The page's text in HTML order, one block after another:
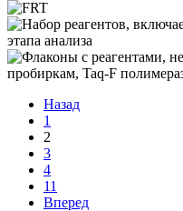
Назад
1
2
3
4
11
Вперед